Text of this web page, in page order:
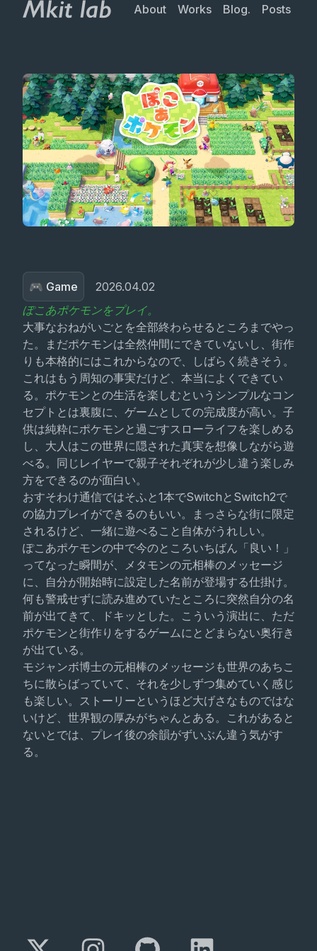
About Works Blog. Posts
🎮 Game 2026.04.02
ぽこあポケモンをプレイ。
大事なおねがいごとを全部終わらせるところまでやっ
た。まだポケモンは全然仲間にできていないし、街作
りも本格的にはこれからなので、しばらく続きそう。
これはもう周知の事実だけど、本当によくできてい
る。ポケモンとの生活を楽しむというシンプルなコン
セプトとは裏腹に、ゲームとしての完成度が高い。子
供は純粋にポケモンと過ごすスローライフを楽しめる
し、大人はこの世界に隠された真実を想像しながら遊
べる。同じレイヤーで親子それぞれが少し違う楽しみ
方をできるのが面白い。
おすそわけ通信ではそふと1本でSwitchとSwitch2で
の協力プレイができるのもいい。まっさらな街に限定
されるけど、一緒に遊べること自体がうれしい。
ぽこあポケモンの中で今のところいちばん「良い！」
ってなった瞬間が、メタモンの元相棒のメッセージ
に、自分が開始時に設定した名前が登場する仕掛け。
何も警戒せずに読み進めていたところに突然自分の名
前が出てきて、ドキッとした。こういう演出に、ただ
ポケモンと街作りをするゲームにとどまらない奥行き
が出ている。
モジャンボ博士の元相棒のメッセージも世界のあちこ
ちに散らばっていて、それを少しずつ集めていく感じ
も楽しい。ストーリーというほど大げさなものではな
いけど、世界観の厚みがちゃんとある。これがあると
ないとでは、プレイ後の余韻がずいぶん違う気がす
る。